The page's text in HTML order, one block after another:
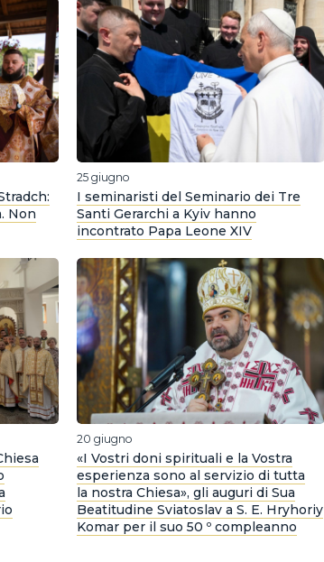
Non
25 giugno
I seminaristi del Seminario dei Tre
Santi Gerarchi a Kyiv hanno
incontrato Papa Leone XIV
20 giugno
«I Vostri doni spirituali e la Vostra
esperienza sono al servizio di tutta
la nostra Chiesa», gli auguri di Sua
Beatitudine Sviatoslav a S. E. Hryhoriy
Komar per il suo 50 º compleanno